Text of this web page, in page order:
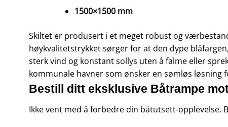
1500×1500 mm
Skiltet er produsert i et meget robust og
høykvalitetstrykket sørger for at den dype
sterk vind og konstant sollys uten å falme eller
kommunale havner som ønsker en sømløs løsning
Bestill ditt eksklusive Båtrampe
Ikke vent med å forbedre din båtutsett-